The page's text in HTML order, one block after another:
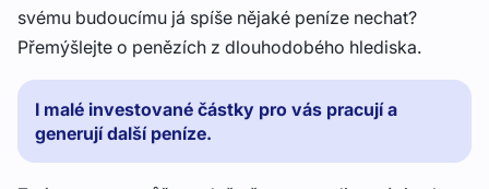
svému budoucímu já spíše nějaké peníze nechat?
Přemýšlejte o penězích z dlouhodobého hlediska.
I malé investované částky pro vás pracují a
generují další peníze.